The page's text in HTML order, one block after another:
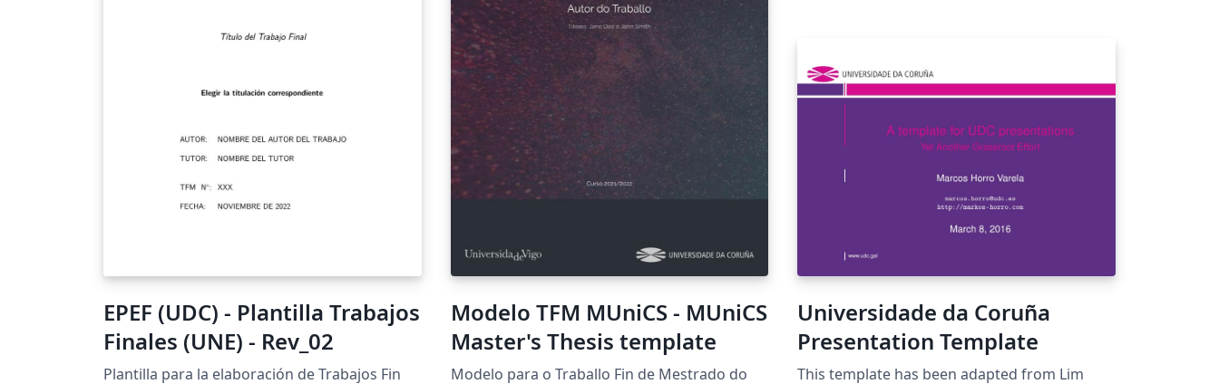
EPEF (UDC) - Plantilla Trabajos
Finales (UNE) - Rev_02
Plantilla para la elaboración de Trabajos Fin
Modelo TFM MUniCS - MUniCS
Master's Thesis template
Modelo para o Traballo Fin de Mestrado do
Universidade da Coruña
Presentation Template
This template has been adapted from Lim